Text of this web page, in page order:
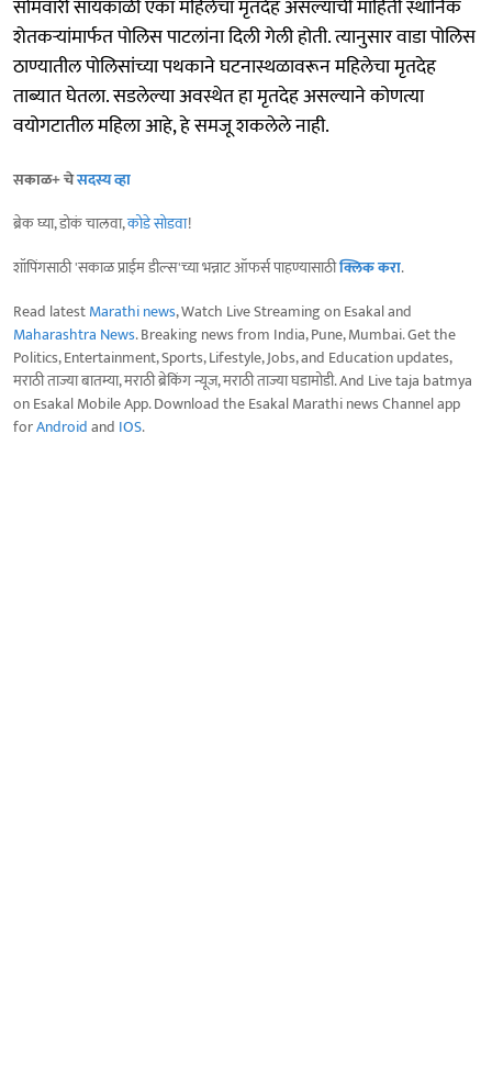
सोमवारी सांयकाळी एका महिलेचा मृतदेह असल्याची माहिती स्थानिक
शेतकऱ्यांमार्फत पोलिस पाटलांना दिली गेली होती. त्यानुसार वाडा पोलिस
ठाण्यातील पोलिसांच्या पथकाने घटनास्थळावरून महिलेचा मृतदेह
ताब्यात घेतला. सडलेल्या अवस्थेत हा मृतदेह असल्याने कोणत्या
वयोगटातील महिला आहे, हे समजू शकलेले नाही.
सकाळ+ चेसदस्य व्हा
ब्रेक घ्या, डोकं चालवा,कोडे सोडवा!
शॉपिंगसाठी 'सकाळ प्राईम डील्स'च्या भन्नाट ऑफर्स पाहण्यासाठीक्लिक करा.
Read latestMarathi news, Watch Live Streaming on Esakal and
Maharashtra News. Breaking news from India, Pune, Mumbai. Get the
Politics, Entertainment, Sports, Lifestyle, Jobs, and Education updates,
मराठी ताज्या बातम्या, मराठी ब्रेकिंग न्यूज, मराठी ताज्या घडामोडी. And Live taja batmya
on Esakal Mobile App. Download the Esakal Marathi news Channel app
forAndroidand IOS.